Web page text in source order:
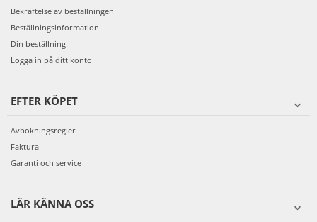
Bekräftelse av beställningen
Beställningsinformation
Din beställning
Logga in på ditt konto
EFTER KÖPET
Avbokningsregler
Faktura
Garanti och service
LÄR KÄNNA OSS